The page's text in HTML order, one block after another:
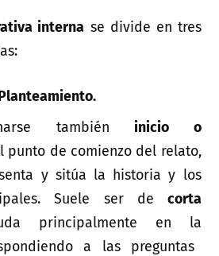
interna se divide en tres
tambiéninicio o
punto de comienzo del relato,
y sitúa la historia y los
Suele ser de corta
principalmente en la
a las preguntas